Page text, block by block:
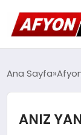
AFYON HABER
GÜNDEM
Ana Sayfa
ANIZ